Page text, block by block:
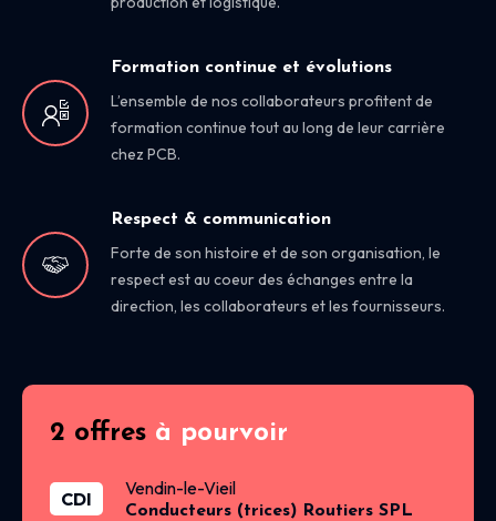
Formation continue et évolutions
L’ensemble de nos collaborateurs profitent de
formation continue tout au long de leur carrière
chez PCB.
Respect & communication
Forte de son histoire et de son organisation, le
respect est au coeur des échanges entre la
direction, les collaborateurs et les fournisseurs.
2 offres à pourvoir
CDI Vendin-le-Vieil
Conducteurs (trices) Routiers SPL